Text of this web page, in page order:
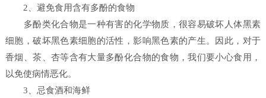
2、避免食用含有多酚的食物
多酚类化合物是一种有害的化学物质，很容易破坏人体黑素
细胞，破坏黑色素细胞的活性，影响黑色素的产生。因此，对于
香烟、茶、杏等含有大量多酚化合物的食物，我们要小心食用，
以免使病情恶化。
3、忌食酒和海鲜